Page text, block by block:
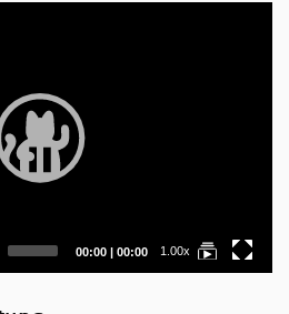
Current
00:00 | Total
00:00 1.00x